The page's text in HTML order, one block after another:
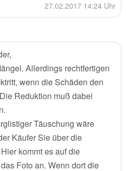
27.02.2017 14:24 Uhr
Allerdings rechtfertigen
wenn die Schäden den
Reduktion muß dabei
Täuschung wäre
Käufer Sie über die
kommt es auf die
Foto an. Wenn dort die